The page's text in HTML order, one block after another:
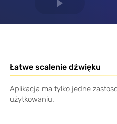
Łatwe scalenie dźwięku
Aplikacja ma tylko jedne
użytkowaniu.